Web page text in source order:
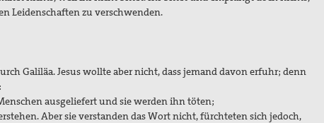
Leidenschaften zu verschwenden.
Galiläa. Jesus wollte aber nicht, dass jemand davon erfuhr; denn
ausgeliefert und sie werden ihn töten;
Aber sie verstanden das Wort nicht, fürchteten sich jedoch,